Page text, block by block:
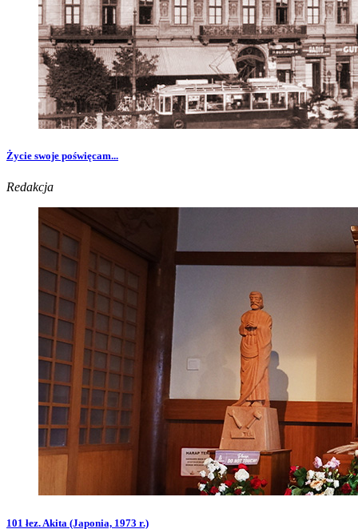
Życie swoje poświęcam...
Redakcja
101 łez. Akita (Japonia, 1973 r.)